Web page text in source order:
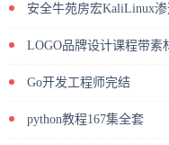
安全牛苑房宏KaliLinux
LOGO品牌设计课程带素
Go开发工程师完结
python教程167集全套